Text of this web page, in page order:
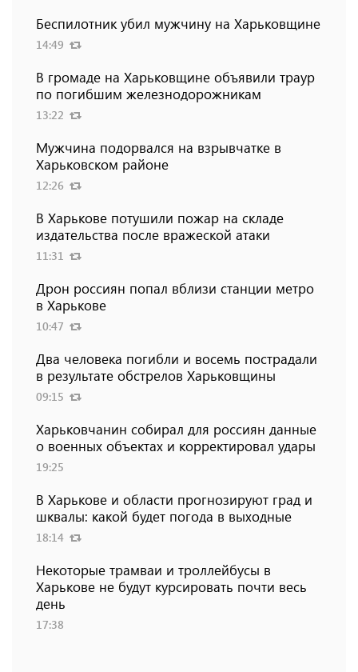
Беспилотник убил мужчину на Харьковщине
14:49
В громаде на Харьковщине объявили траур
по погибшим железнодорожникам
13:22
Мужчина подорвался на взрывчатке в
Харьковском районе
12:26
В Харькове потушили пожар на складе
издательства после вражеской атаки
11:31
Дрон россиян попал вблизи станции метро
в Харькове
10:47
Два человека погибли и восемь пострадали
в результате обстрелов Харьковщины
09:15
Харьковчанин собирал для россиян данные
о военных объектах и ​​корректировал удары
19:25
В Харькове и области прогнозируют град и
шквалы: какой будет погода в выходные
18:14
Некоторые трамваи и троллейбусы в
Харькове не будут курсировать почти весь
день
17:38